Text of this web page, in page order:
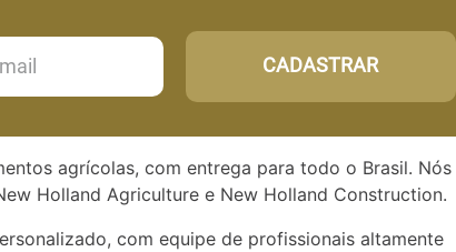
CADASTRAR
agrícolas, com entrega para todo o Brasil. Nós
Holland Agriculture e New Holland Construction.
com equipe de profissionais altamente